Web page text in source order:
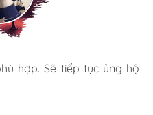
Ở đây có rất nhiều mặt
chọn. Nhân viên chuyên
hợp. Sẽ tiếp tục ủng hộ
khách hàng thân thiết
khi các bé mới 1 tuổi đến
giá hợp lý
mã, đặc biệt có nhiều
mua ở ngoài rất khó